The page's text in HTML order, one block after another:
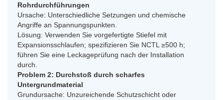
Rohrdurchführungen
Ursache: Unterschiedliche Setzungen und chemische
Angriffe an Spannungspunkten.
Lösung: Verwenden Sie vorgefertigte Stiefel mit
Expansionsschlaufen; spezifizieren Sie NCTL ≥500 h;
führen Sie eine Leckageprüfung nach der Installation
durch.
Problem 2: Durchstoß durch scharfes
Untergrundmaterial
Grundursache: Unzureichende Schutzschicht oder